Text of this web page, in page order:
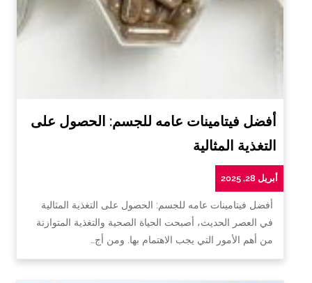
أفضل فيتامينات عامه للجسم: الحصول على
التغذية المثالية
أبريل 28, 2025
أفضل فيتامينات عامه للجسم: الحصول على التغذية المثالية
في العصر الحديث، أصبحت الحياة الصحية والتغذية المتوازنة
من أهم الأمور التي يجب الاهتمام بها. ومن أج…